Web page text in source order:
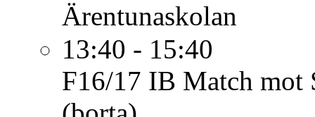
Ärentunaskolan
13:40 - 15:40
F16/17 IB Match mot